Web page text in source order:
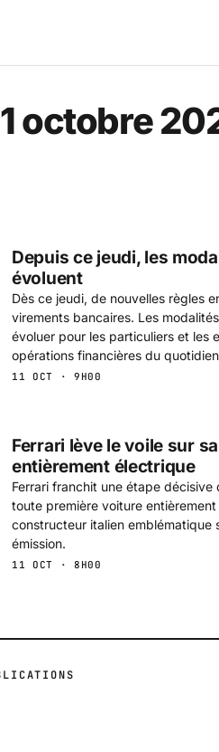
—
octobre
Depuis ce jeudi, les
évoluent
Dès ce jeudi, de nouvelles règles
virements bancaires. Les
évoluer pour les particuliers et les
opérations financières du
11 OCT · 9H00
Ferrari lève le voile sur
entièrement électrique
Ferrari franchit une étape
toute première voiture
constructeur italien emblématique
émission.
11 OCT · 8H00